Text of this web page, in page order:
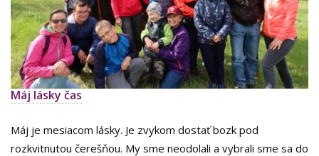
Máj lásky čas
Máj je mesiacom lásky. Je zvykom dostať bozk pod
rozkvitnutou čerešňou. My sme neodolali a vybrali sme sa do